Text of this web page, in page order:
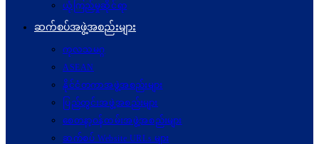
ယုံကြည်မှုဆိုင်ရာ
ဆက်စပ်အဖွဲ့အစည်းများ
ကုလသမဂ္ဂ
ASEAN
နိုင်ငံတကာအဖွဲ့အစည်းများ
ပြည်တွင်းအဖွဲ့အစည်းများ
စေတနာ့ဝန်ထမ်းအဖွဲ့အစည်းများ
ဆက်စပ် Website URLs များ